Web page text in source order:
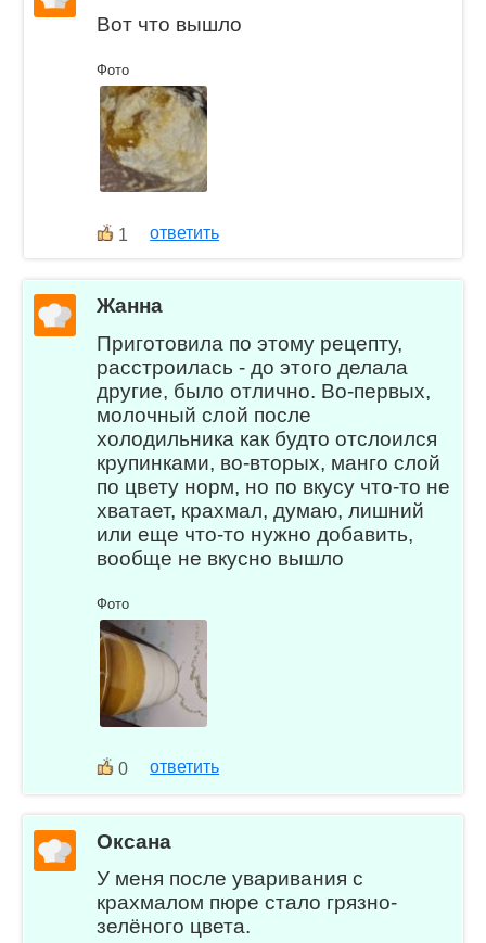
Вот что вышло
Фото
1 ответить
Жанна
Приготовила по этому рецепту,
расстроилась - до этого делала
другие, было отлично. Во-первых,
молочный слой после
холодильника как будто отслоился
крупинками, во-вторых, манго слой
по цвету норм, но по вкусу что-то не
хватает, крахмал, думаю, лишний
или еще что-то нужно добавить,
вообще не вкусно вышло
Фото
0 ответить
Оксана
У меня после уваривания с
крахмалом пюре стало грязно-
зелёного цвета.